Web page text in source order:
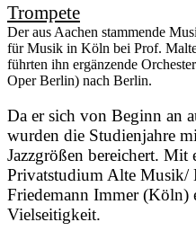
Trompete
Der aus Aachen stammende
für Musik in Köln bei Prof.
führten ihn ergänzende
Oper Berlin) nach Berlin.
Da er sich von Beginn an
wurden die Studienjahre
Jazzgrößen bereichert. Mit
Privatstudium Alte Musik/
Friedemann Immer (Köln)
Vielseitigkeit.